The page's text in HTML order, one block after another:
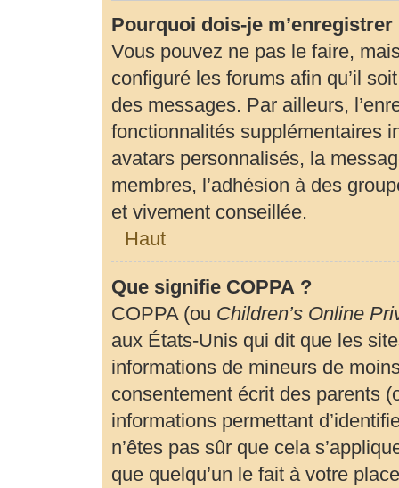
Pourquoi dois-je m’enregistrer
Vous pouvez ne pas le faire,
configuré les forums afin qu’il
des messages. Par ailleurs,
fonctionnalités supplémentaires
avatars personnalisés, la
membres, l’adhésion à des
et vivement conseillée.
Haut
Que signifie COPPA ?
COPPA (ou Children’s Online
aux États-Unis qui dit que les
informations de mineurs de
consentement écrit des parents
informations permettant
n’êtes pas sûr que cela
que quelqu’un le fait à votre